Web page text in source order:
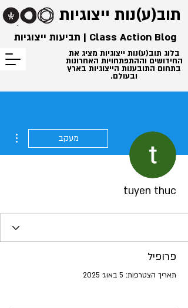
תוב(ע)נות ייצוגיות
בלוג תוב(ע)נות ייצוגיות מציג את
החידושים וההתפתחויות האחרונות
בתחום התובענות הייצוגיות בארץ
ובעולם.
Class Action Blog | תביעות ייצוגיות
מעקב
tuyen thuc
פרופיל
תאריך הצטרפות: 5 באוג׳ 2025